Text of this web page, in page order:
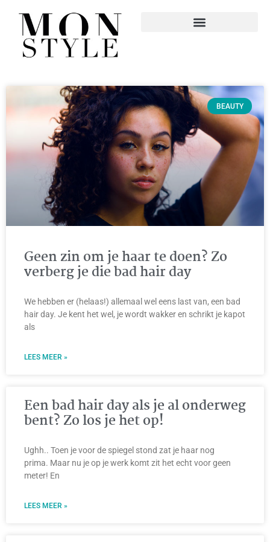
BEAUTY
Geen zin om je haar te doen? Zo
verberg je die bad hair day
We hebben er (helaas!) allemaal wel eens last van, een bad
hair day. Je kent het wel, je wordt wakker en schrikt je kapot
als
LEES MEER »
Een bad hair day als je al onderweg
bent? Zo los je het op!
Ughh.. Toen je voor de spiegel stond zat je haar nog
prima. Maar nu je op je werk komt zit het echt voor geen
meter! En
LEES MEER »